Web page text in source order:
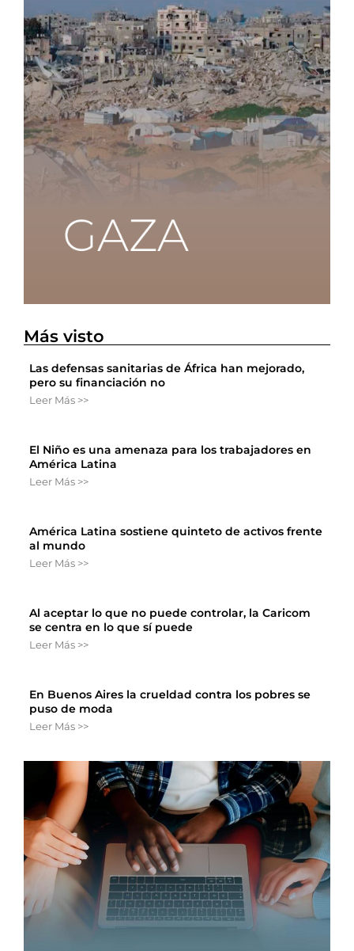
Más visto
Las defensas sanitarias de África han mejorado,
pero su financiación no
Leer Más >>
El Niño es una amenaza para los trabajadores en
América Latina
Leer Más >>
América Latina sostiene quinteto de activos frente
al mundo
Leer Más >>
Al aceptar lo que no puede controlar, la Caricom
se centra en lo que sí puede
Leer Más >>
En Buenos Aires la crueldad contra los pobres se
puso de moda
Leer Más >>